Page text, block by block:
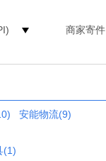
商家寄件
安能物流(9)
(1)